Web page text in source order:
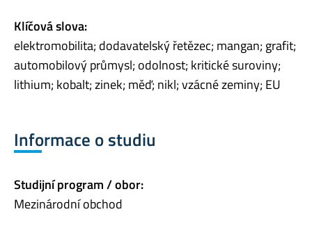
Klíčová slova:
elektromobilita; dodavatelský řetězec; mangan; grafit;
automobilový průmysl; odolnost; kritické suroviny;
lithium; kobalt; zinek; měď; nikl; vzácné zeminy; EU
Informace o studiu
Studijní program / obor:
Mezinárodní obchod